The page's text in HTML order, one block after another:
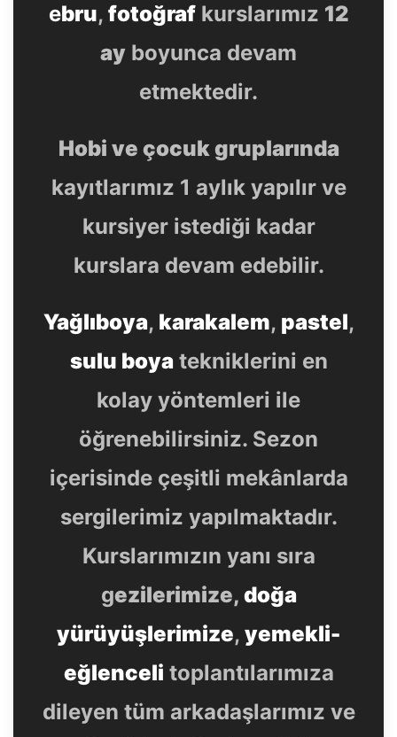
ebru, fotoğrafkurslarımız 12
ay boyunca devam
etmektedir.
Hobi ve çocuk gruplarında
kayıtlarımız 1 aylık yapılır ve
kursiyer istediği kadar
kurslara devam edebilir.
Yağlıboya, karakalem, pastel,
sulu boyatekniklerini en
kolay yöntemleri ile
öğrenebilirsiniz. Sezon
içerisinde çeşitli mekânlarda
sergilerimiz yapılmaktadır.
Kurslarımızın yanı sıra
gezilerimize, doğa
yürüyüşlerimize, yemekli-
eğlenceli toplantılarımıza
dileyen tüm arkadaşlarımız ve